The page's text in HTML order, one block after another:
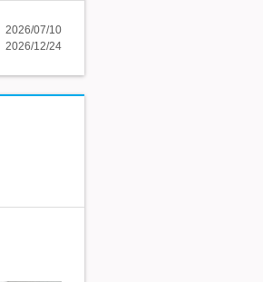
2026/07/10
2026/12/24